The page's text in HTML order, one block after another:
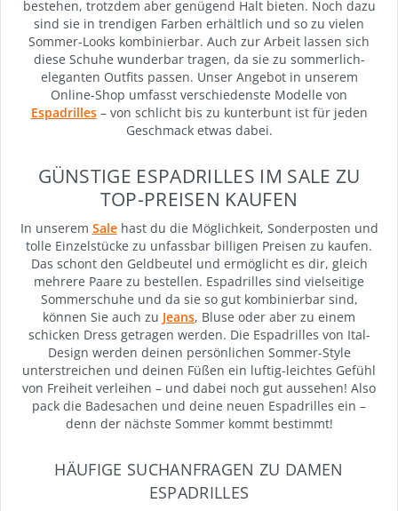
bestehen, trotzdem aber genügend Halt bieten. Noch dazu
sind sie in trendigen Farben erhältlich und so zu vielen
Sommer-Looks kombinierbar. Auch zur Arbeit lassen sich
diese Schuhe wunderbar tragen, da sie zu sommerlich-
eleganten Outfits passen. Unser Angebot in unserem
Online-Shop umfasst verschiedenste Modelle von
Espadrilles– von schlicht bis zu kunterbunt ist für jeden
Geschmack etwas dabei.
GÜNSTIGE ESPADRILLES IM SALE ZU
TOP-PREISEN KAUFEN
In unserem Salehast du die Möglichkeit, Sonderposten und
tolle Einzelstücke zu unfassbar billigen Preisen zu kaufen.
Das schont den Geldbeutel und ermöglicht es dir, gleich
mehrere Paare zu bestellen. Espadrilles sind vielseitige
Sommerschuhe und da sie so gut kombinierbar sind,
können Sie auch zu Jeans, Bluse oder aber zu einem
schicken Dress getragen werden. Die Espadrilles von Ital-
Design werden deinen persönlichen Sommer-Style
unterstreichen und deinen Füßen ein luftig-leichtes Gefühl
von Freiheit verleihen – und dabei noch gut aussehen! Also
pack die Badesachen und deine neuen Espadrilles ein –
denn der nächste Sommer kommt bestimmt!
HÄUFIGE SUCHANFRAGEN ZU DAMEN
ESPADRILLES